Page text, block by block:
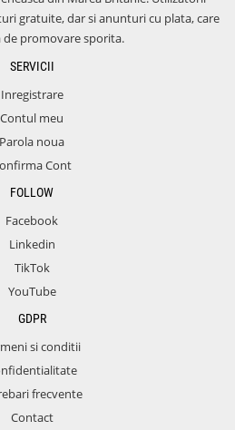
gratuite, dar si anunturi cu plata, care
de promovare sporita.
SERVICII
Inregistrare
Contul meu
Parola noua
Cont
FOLLOW
Facebook
Linkedin
TikTok
YouTube
GDPR
si conditii
frecvente
Contact